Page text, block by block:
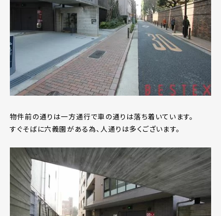
物件前の通りは一方通行で車の通りは落ち着いています。
すぐそばに六義園がある為、人通りは多くございます。